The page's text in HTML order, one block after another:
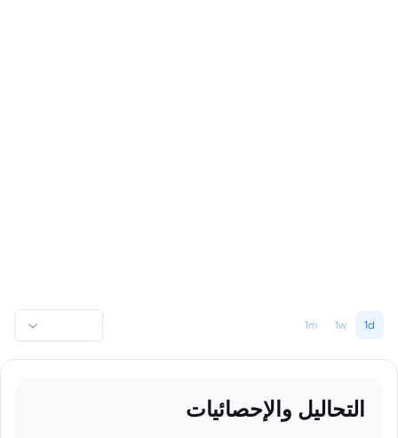
1d
1w
1m
التحاليل والإحصائيات